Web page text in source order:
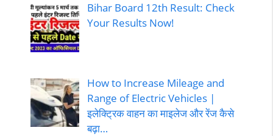
Bihar Board 12th Result: Check
Your Results Now!
How to Increase Mileage and
Range of Electric Vehicles |
इलेक्ट्रिक वाहन का माइलेज और रेंज कैसे
बढ़ा…